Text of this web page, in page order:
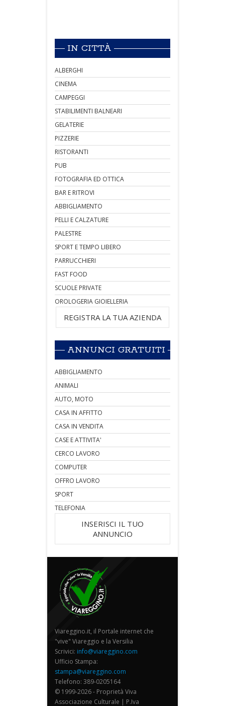
IN CITTÀ
ALBERGHI
CINEMA
CAMPEGGI
STABILIMENTI BALNEARI
GELATERIE
PIZZERIE
RISTORANTI
PUB
FOTOGRAFIA ED OTTICA
BAR E RITROVI
ABBIGLIAMENTO
PELLI E CALZATURE
PALESTRE
SPORT E TEMPO LIBERO
PARRUCCHIERI
FAST FOOD
SCUOLE PRIVATE
OROLOGERIA GIOIELLERIA
REGISTRA LA TUA AZIENDA
ANNUNCI GRATUITI
ABBIGLIAMENTO
ANIMALI
AUTO, MOTO
CASA IN AFFITTO
CASA IN VENDITA
CASE E ATTIVITA'
CERCO LAVORO
COMPUTER
OFFRO LAVORO
SPORT
TELEFONIA
INSERISCI IL TUO
ANNUNCIO
Viareggino.it, il Portale internet che
"vive" Viareggio e la Versilia
Scrivici: info@viareggino.com
Ufficio Stampa:
stampa@viareggino.com
Telefono: 389-0205164
© 1999-2026 - Proprietà Viva
Associazione Culturale | P.Iva